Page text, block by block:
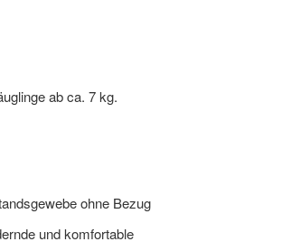
ab ca. 7 kg.
ohne Bezug
und komfortable